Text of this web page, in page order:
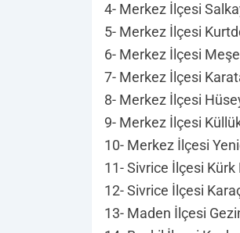
4- Merkez İlçesi
5- Merkez İlçesi
6- Merkez İlçesi
7- Merkez İlçesi
8- Merkez İlçesi
9- Merkez İlçesi
10- Merkez İlçesi
11- Sivrice İlçesi Kürk
12- Sivrice İlçesi
13- Maden İlçesi